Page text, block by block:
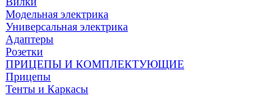
Модельная электрика
Универсальная электрика
Адаптеры
Розетки
ПРИЦЕПЫ И КОМПЛЕКТУЮЩИЕ
Прицепы
Тенты и Каркасы